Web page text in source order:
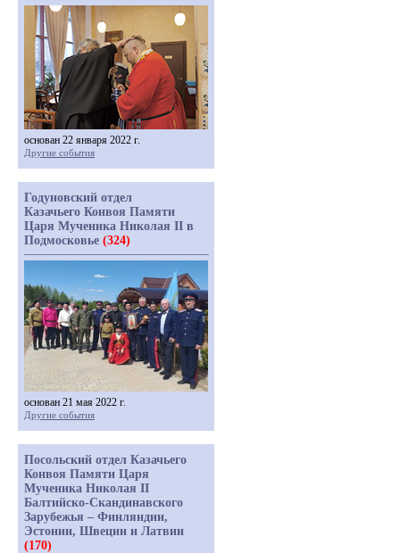
основан 22 января 2022 г.
Другие события
Годуновский отдел
Казачьего Конвоя Памяти
Царя Мученика Николая II в
Подмосковье (324)
основан 21 мая 2022 г.
Другие события
Посольский отдел Казачьего
Конвоя Памяти Царя
Мученика Николая II
Балтийско-Скандинавского
Зарубежья – Финляндии,
Эстонии, Швеции и Латвии
(170)